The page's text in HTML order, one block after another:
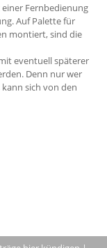
Fernbedienung
Auf Palette für
montiert, sind die
eventuell späterer
Denn nur wer
sich von den